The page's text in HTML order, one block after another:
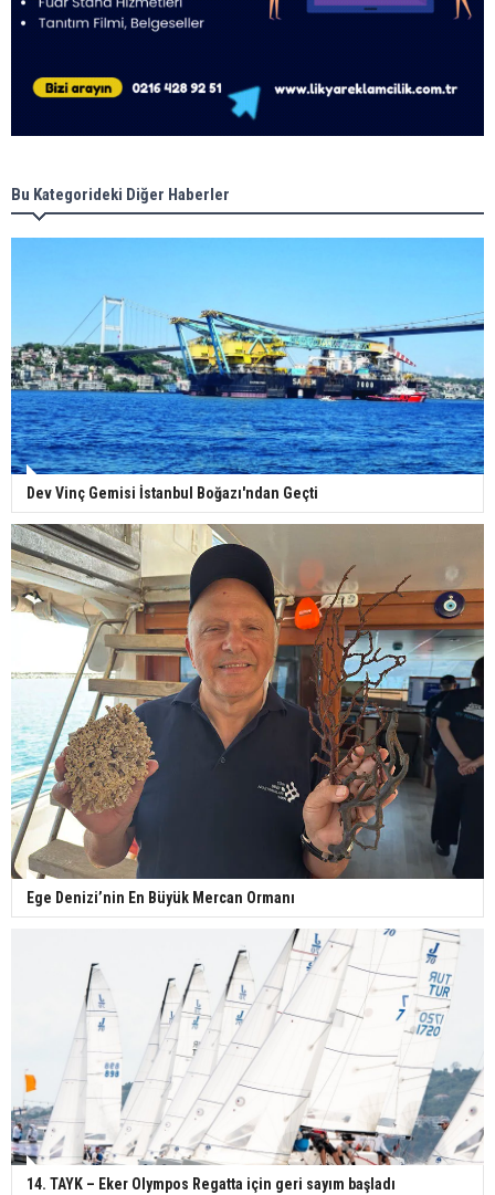
Bu Kategorideki Diğer Haberler
Dev Vinç Gemisi İstanbul Boğazı'ndan Geçti
Ege Denizi’nin En Büyük Mercan Ormanı
14. TAYK – Eker Olympos Regatta için geri sayım başladı